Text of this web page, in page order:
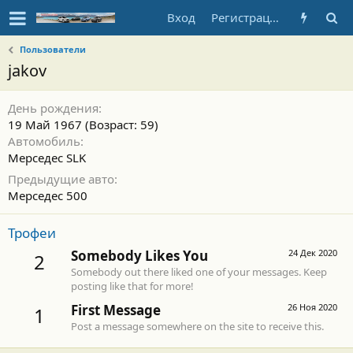
Вход Регистрация
Пользователи
jakov
День рождения
19 Май 1967 (Возраст: 59)
Автомобиль
Мерседес SLK
Предыдущие авто
Мерседес 500
Трофеи
2 24 Дек 2020
Somebody Likes You
Somebody out there liked one of your messages. Keep
posting like that for more!
1 26 Ноя 2020
First Message
Post a message somewhere on the site to receive this.